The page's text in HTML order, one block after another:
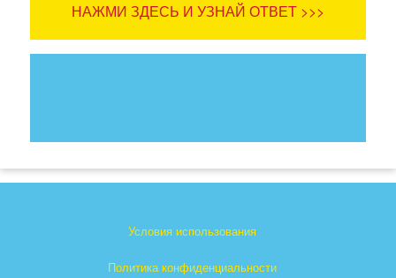
НАЖМИ ЗДЕСЬ И УЗНАЙ ОТВЕТ >>>
Условия использования
Политика конфиденциальности